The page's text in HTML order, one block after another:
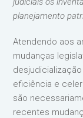
planejamento
Atendendo aos
mudanças
eficiência e
são
recentes